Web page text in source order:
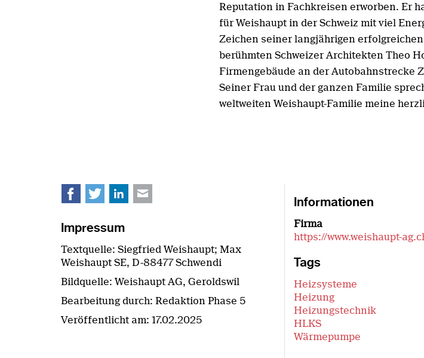
Reputation in Fachkreisen erworben. Er
für Weishaupt in der Schweiz mit viel
Zeichen seiner langjährigen
berühmten Schweizer Architekten Theo
Firmengebäude an der Autobahnstrecke
Seiner Frau und der ganzen Familie
weltweiten Weishaupt-Familie meine
Facebook
TwitterLinkedIn
E-mail
Impressum
Textquelle: Siegfried Weishaupt; Max
Weishaupt SE, D-88477 Schwendi
Bildquelle: Weishaupt AG, Geroldswil
Bearbeitung durch: Redaktion Phase 5
Veröffentlicht am: 17.02.2025
Informationen
Firma
https://www.weishaupt-
Tags
Heizsysteme
Heizung
Heizungstechnik
HLKS
Wärmepumpe